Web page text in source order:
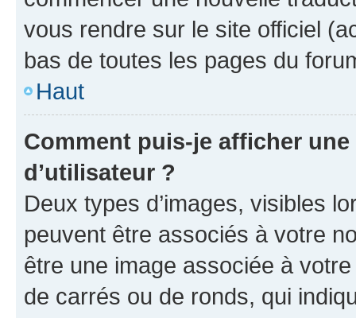
vous rendre sur le site officiel
bas de toutes les pages du
Haut
Comment puis-je afficher
d’utilisateur ?
Deux types d’images, visibles
peuvent être associés à votre
être une image associée à
de carrés ou de ronds, qui